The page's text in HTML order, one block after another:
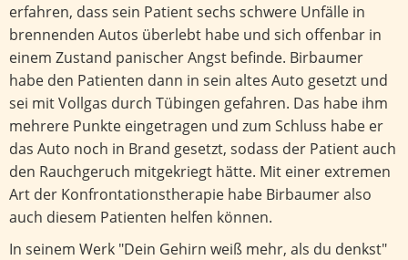
erfahren, dass sein Patient sechs schwere Unfälle in
brennenden Autos überlebt habe und sich offenbar in
einem Zustand panischer Angst befinde. Birbaumer
habe den Patienten dann in sein altes Auto gesetzt und
sei mit Vollgas durch Tübingen gefahren. Das habe ihm
mehrere Punkte eingetragen und zum Schluss habe er
das Auto noch in Brand gesetzt, sodass der Patient auch
den Rauchgeruch mitgekriegt hätte. Mit einer extremen
Art der Konfrontationstherapie habe Birbaumer also
auch diesem Patienten helfen können.
In seinem Werk "Dein Gehirn weiß mehr, als du denkst"